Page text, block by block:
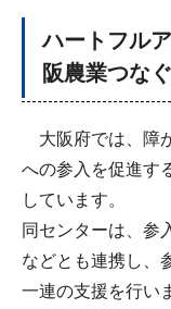
ハートフル
阪農業つな
大阪府では、障
への参入を促進す
しています。
同センターは、参
などとも連携し、
一連の支援を行い